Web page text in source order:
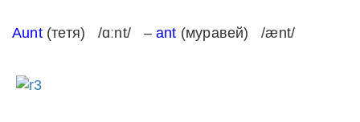
Aunt(тетя) /ɑːnt/ –ant (муравей) /ænt/